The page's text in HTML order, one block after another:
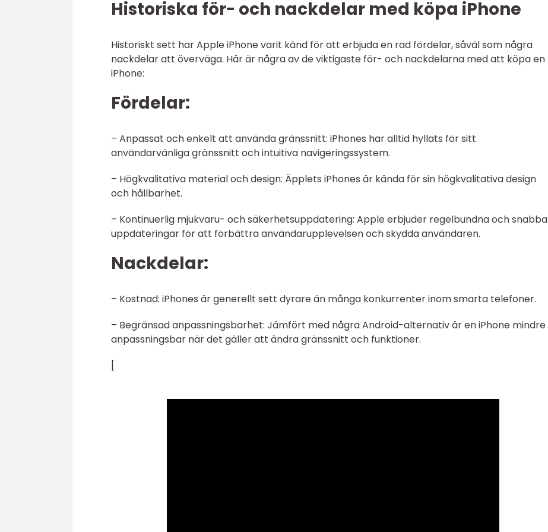
Historiska för- och nackdelar med köpa iPhone
Historiskt sett har Apple iPhone varit känd för att erbjuda en rad fördelar, såväl som några
nackdelar att överväga. Här är några av de viktigaste för- och nackdelarna med att köpa en
iPhone:
Fördelar:
– Anpassat och enkelt att använda gränssnitt: iPhones har alltid hyllats för sitt
användarvänliga gränssnitt och intuitiva navigeringssystem.
– Högkvalitativa material och design: Äpplets iPhones är kända för sin högkvalitativa design
och hållbarhet.
– Kontinuerlig mjukvaru- och säkerhetsuppdatering: Apple erbjuder regelbundna och snabba
uppdateringar för att förbättra användarupplevelsen och skydda användaren.
Nackdelar:
– Kostnad: iPhones är generellt sett dyrare än många konkurrenter inom smarta telefoner.
– Begränsad anpassningsbarhet: Jämfört med några Android-alternativ är en iPhone mindre
anpassningsbar när det gäller att ändra gränssnitt och funktioner.
[